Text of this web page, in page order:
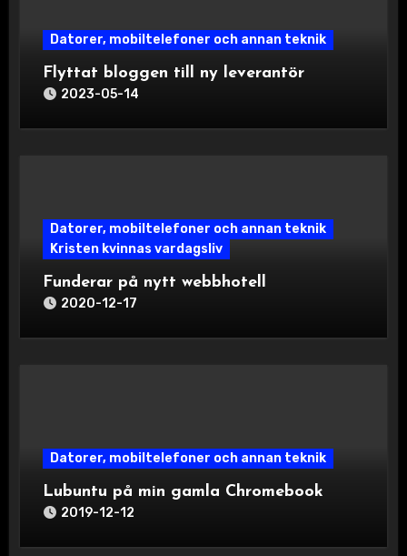
Datorer, mobiltelefoner och annan teknik
Flyttat bloggen till ny leverantör
2023-05-14
Datorer, mobiltelefoner och annan teknik
Kristen kvinnas vardagsliv
Funderar på nytt webbhotell
2020-12-17
Datorer, mobiltelefoner och annan teknik
Lubuntu på min gamla Chromebook
2019-12-12